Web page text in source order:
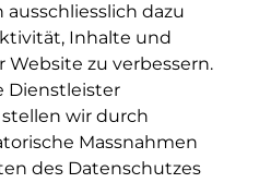
dazu
Inhalte und
zu verbessern.
Dienstleister
wir durch
Massnahmen
des Datenschutzes